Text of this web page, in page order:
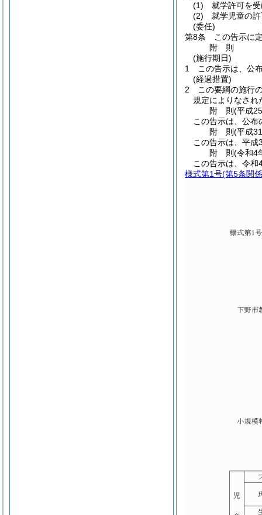
(1)
就学許可を
(2)
就学児童の
(委任)
第8条
この告示に
附 則
(施行期日)
1
この告示は、公
(経過措置)
2
この要綱の施行
規定によりなされ
附 則(平成
この告示は、公
附 則(平成
この告示は、平
附 則(令和4
この告示は、令
様式第1号(第5条関